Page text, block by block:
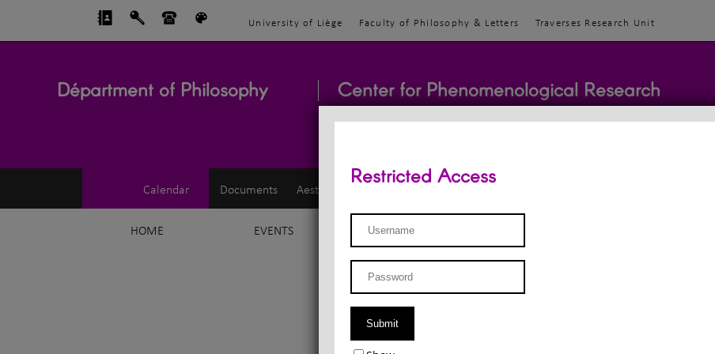
University of Liège Faculty of Philosophy & Letters Traverses Research Unit
Départment of Philosophy Center for Phenomenological Research
Calendar Documents Aesthetics
HOME EVENTS TEACHINGS
Restricted Access